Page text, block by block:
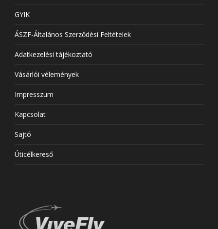
GYIK
ÁSZF-Általános Szerződési Feltételek
Adatkezelési tájékoztató
Vásárlói vélemények
Impresszum
Kapcsolat
Sajtó
Úticélkereső